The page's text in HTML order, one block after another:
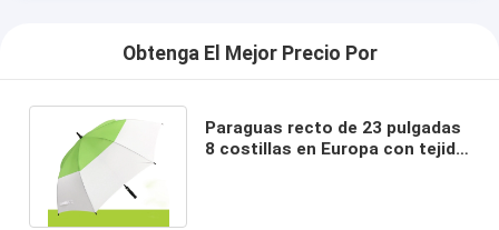
Obtenga El Mejor Precio Por
Paraguas recto de 23 pulgadas
8 costillas en Europa con tejido